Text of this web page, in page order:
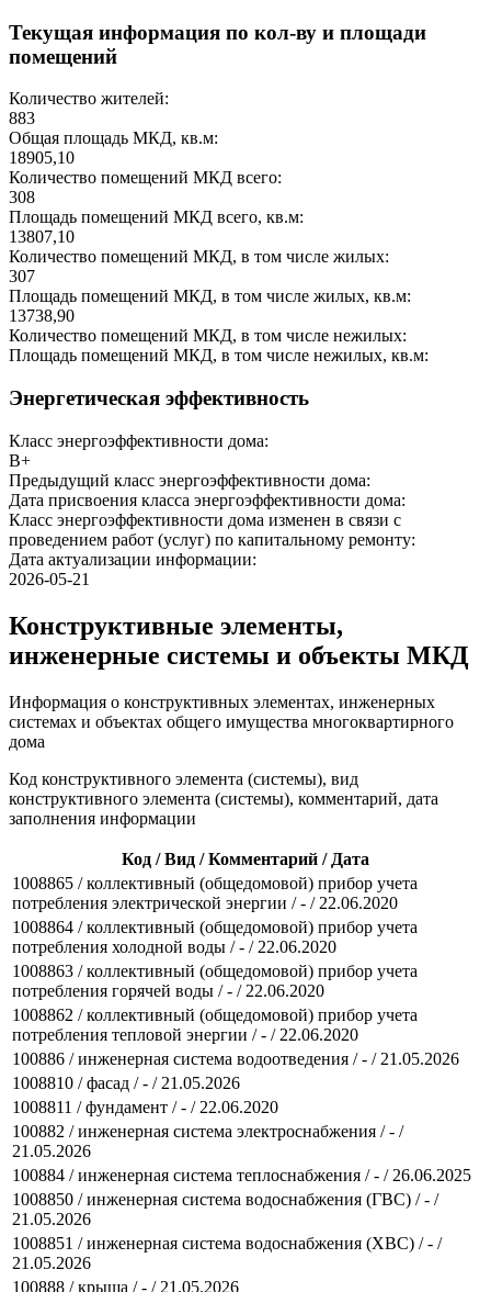
Текущая информация по кол-ву и площади
помещений
Количество жителей:
883
Общая площадь МКД, кв.м:
18905,10
Количество помещений МКД всего:
308
Площадь помещений МКД всего, кв.м:
13807,10
Количество помещений МКД, в том числе жилых:
307
Площадь помещений МКД, в том числе жилых, кв.м:
13738,90
Количество помещений МКД, в том числе нежилых:
Площадь помещений МКД, в том числе нежилых, кв.м:
Энергетическая эффективность
Класс энергоэффективности дома:
B+
Предыдущий класс энергоэффективности дома:
Дата присвоения класса энергоэффективности дома:
Класс энергоэффективности дома изменен в связи с
проведением работ (услуг) по капитальному ремонту:
Дата актуализации информации:
2026-05-21
Конструктивные элементы,
инженерные системы и объекты МКД
Информация о конструктивных элементах, инженерных
системах и объектах общего имущества многоквартирного
дома
Код конструктивного элемента (системы), вид
конструктивного элемента (системы), комментарий, дата
заполнения информации
Код / Вид / Комментарий / Дата
1008865 / коллективный (общедомовой) прибор учета
потребления электрической энергии / - / 22.06.2020
1008864 / коллективный (общедомовой) прибор учета
потребления холодной воды / - / 22.06.2020
1008863 / коллективный (общедомовой) прибор учета
потребления горячей воды / - / 22.06.2020
1008862 / коллективный (общедомовой) прибор учета
потребления тепловой энергии / - / 22.06.2020
100886 / инженерная система водоотведения / - / 21.05.2026
1008810 / фасад / - / 21.05.2026
1008811 / фундамент / - / 22.06.2020
100882 / инженерная система электроснабжения / - /
21.05.2026
100884 / инженерная система теплоснабжения / - / 26.06.2025
1008850 / инженерная система водоснабжения (ГВС) / - /
21.05.2026
1008851 / инженерная система водоснабжения (ХВС) / - /
21.05.2026
100888 / крыша / - / 21.05.2026